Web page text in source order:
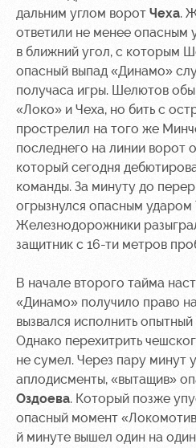
дворец
Занятия
спортом
Академии
для
дальним углом ворот Чеха.
ответили не менее опасным
в ближний угол, с которым
опасный выпад «Динамо»
получаса игры. Шелютов
«Локо» и Чеха, но бить с
прострелил на того же
последнего на линии ворот
который сегодня
команды. За минуту до
огрызнулся опасным ударом
Железнодорожники
защитник с 16-ти метров
В начале второго тайма
«Динамо» получило право
вызвался исполнить
Однако перехитрить
не сумел. Через пару минут
аплодисменты, «вытащив»
Оздоева. Который позже
опасный момент
й минуте вышел один на